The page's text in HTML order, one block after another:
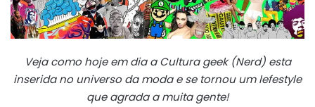
Veja como hoje em dia a Cultura geek (Nerd) esta
inserida no universo da moda e se tornou um lefestyle
que agrada a muita gente!